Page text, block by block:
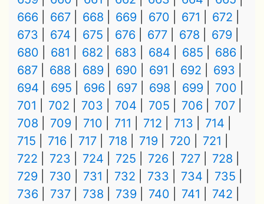
666
667 668 669 670 671
672
673
674 675 676 677 678
679
680
681 682 683 684 685
686
687
688 689 690 691 692
693
694
695 696 697 698 699
700
701
702 703 704 705 706
707
708
709 710 711 712 713
714
715
716 717 718 719 720
721
722
723 724 725 726 727
728
729
730 731 732 733 734
735
736
737 738 739 740 741
742